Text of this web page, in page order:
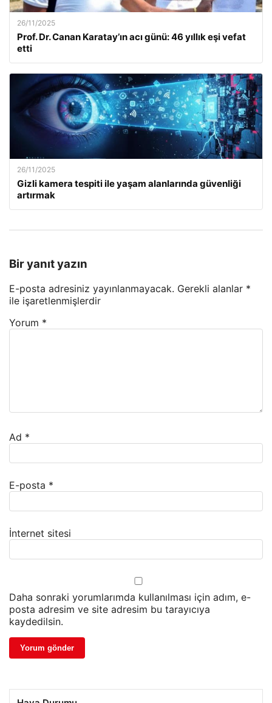
26/11/2025
Prof. Dr. Canan Karatay’ın acı günü: 46 yıllık eşi vefat
etti
26/11/2025
Gizli kamera tespiti ile yaşam alanlarında güvenliği
artırmak
Bir yanıt yazın
E-posta adresiniz yayınlanmayacak. Gerekli alanlar *
ile işaretlenmişlerdir
Yorum *
Ad *
E-posta *
İnternet sitesi
Daha sonraki yorumlarımda kullanılması için adım, e-
posta adresim ve site adresim bu tarayıcıya
kaydedilsin.